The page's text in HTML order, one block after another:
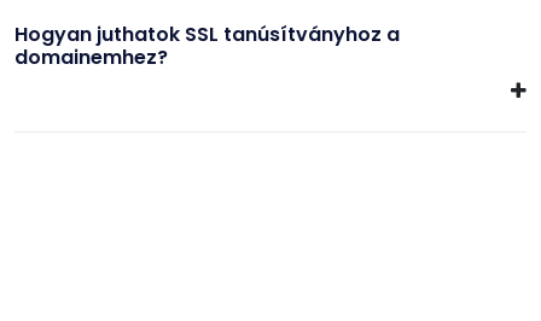
Hogyan juthatok SSL tanúsítványhoz a
domainemhez?